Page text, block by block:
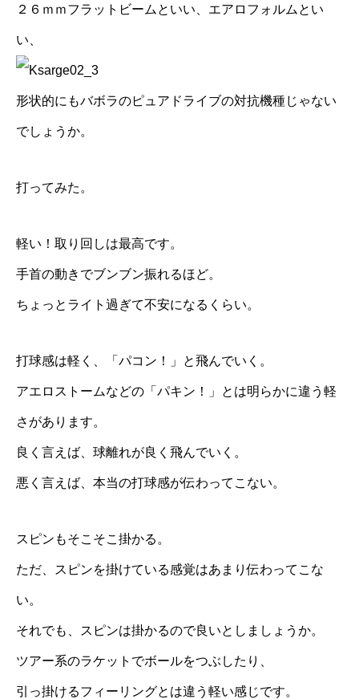
２６ｍｍフラットビームといい、エアロフォルムとい
い、
形状的にもバボラのピュアドライブの対抗機種じゃない
でしょうか。
打ってみた。
軽い！取り回しは最高です。
手首の動きでブンブン振れるほど。
ちょっとライト過ぎて不安になるくらい。
打球感は軽く、「パコン！」と飛んでいく。
アエロストームなどの「パキン！」とは明らかに違う軽
さがあります。
良く言えば、球離れが良く飛んでいく。
悪く言えば、本当の打球感が伝わってこない。
スピンもそこそこ掛かる。
ただ、スピンを掛けている感覚はあまり伝わってこな
い。
それでも、スピンは掛かるので良いとしましょうか。
ツアー系のラケットでボールをつぶしたり、
引っ掛けるフィーリングとは違う軽い感じです。